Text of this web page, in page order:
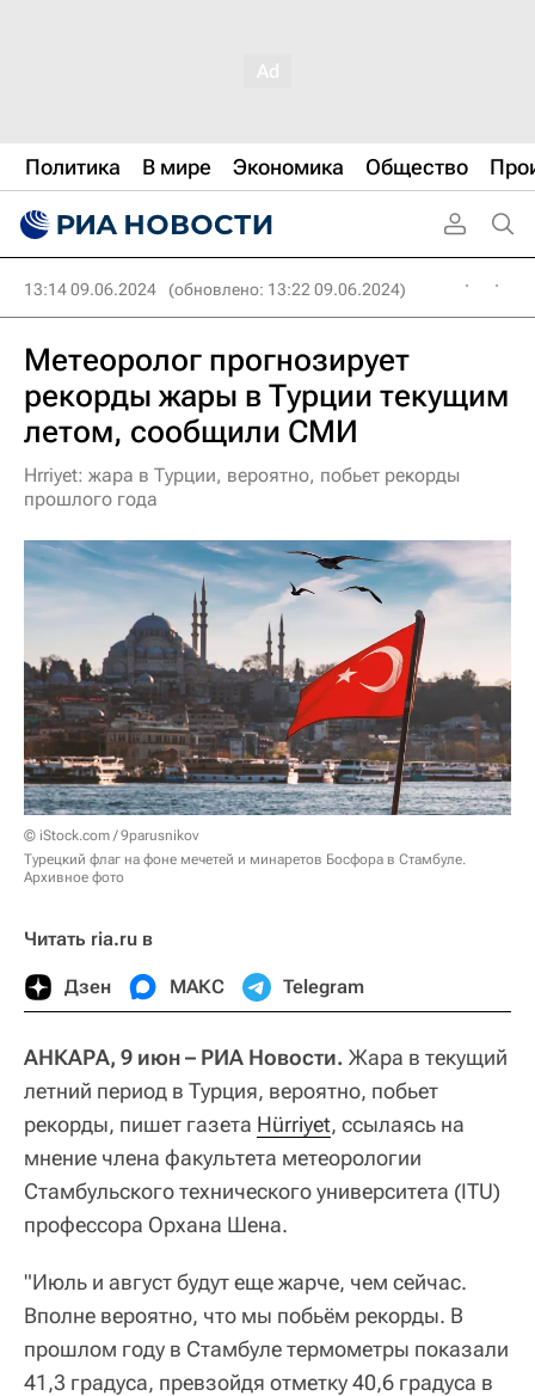
Политика В мире Экономика Общество
13:14 09.06.2024 (обновлено: 13:22 09.06.2024)
Метеоролог прогнозирует
рекорды жары в Турции текущим
летом, сообщили СМИ
Hrriyet: жара в Турции, вероятно, побьет рекорды
прошлого года
© iStock.com / 9parusnikov
Турецкий флаг на фоне мечетей и минаретов Босфора в Стамбуле.
Архивное фото
Читать ria.ru в
Дзен МАКС Telegram
АНКАРА, 9 июн – РИА Новости. Жара в текущий
летний период в Турция, вероятно, побьет
рекорды, пишет газета Hürriyet, ссылаясь на
мнение члена факультета метеорологии
Стамбульского технического университета (ITU)
профессора Орхана Шена.
"Июль и август будут еще жарче, чем сейчас.
Вполне вероятно, что мы побьём рекорды. В
прошлом году в Стамбуле термометры показали
41,3 градуса, превзойдя отметку 40,6 градуса в